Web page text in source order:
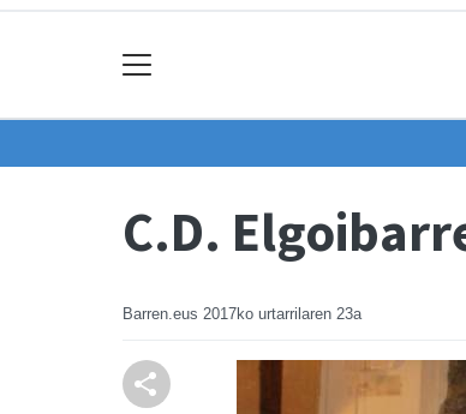
C.D.
Barren.eus 2017ko urtarrilaren 23a